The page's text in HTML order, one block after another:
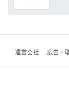
運営会社 広告・